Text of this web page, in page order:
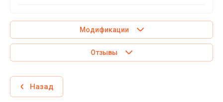
Модификации
Отзывы
Назад